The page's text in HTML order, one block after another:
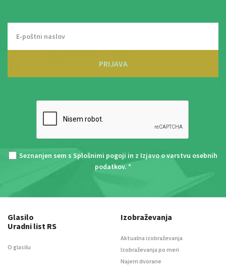
PRIJAVA
Seznanjen sem s Splošnimi pogoji in z Izjavo o varstvu osebnih
podatkov. *
Glasilo
Uradni list RS
O glasilu
Izobraževanja
Aktualna izobraževanja
Izobraževanja po meri
Najem dvorane